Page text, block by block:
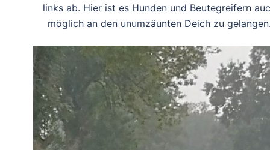
links ab. Hier ist es Hunden und Beutegreifern
möglich an den unumzäunten Deich zu